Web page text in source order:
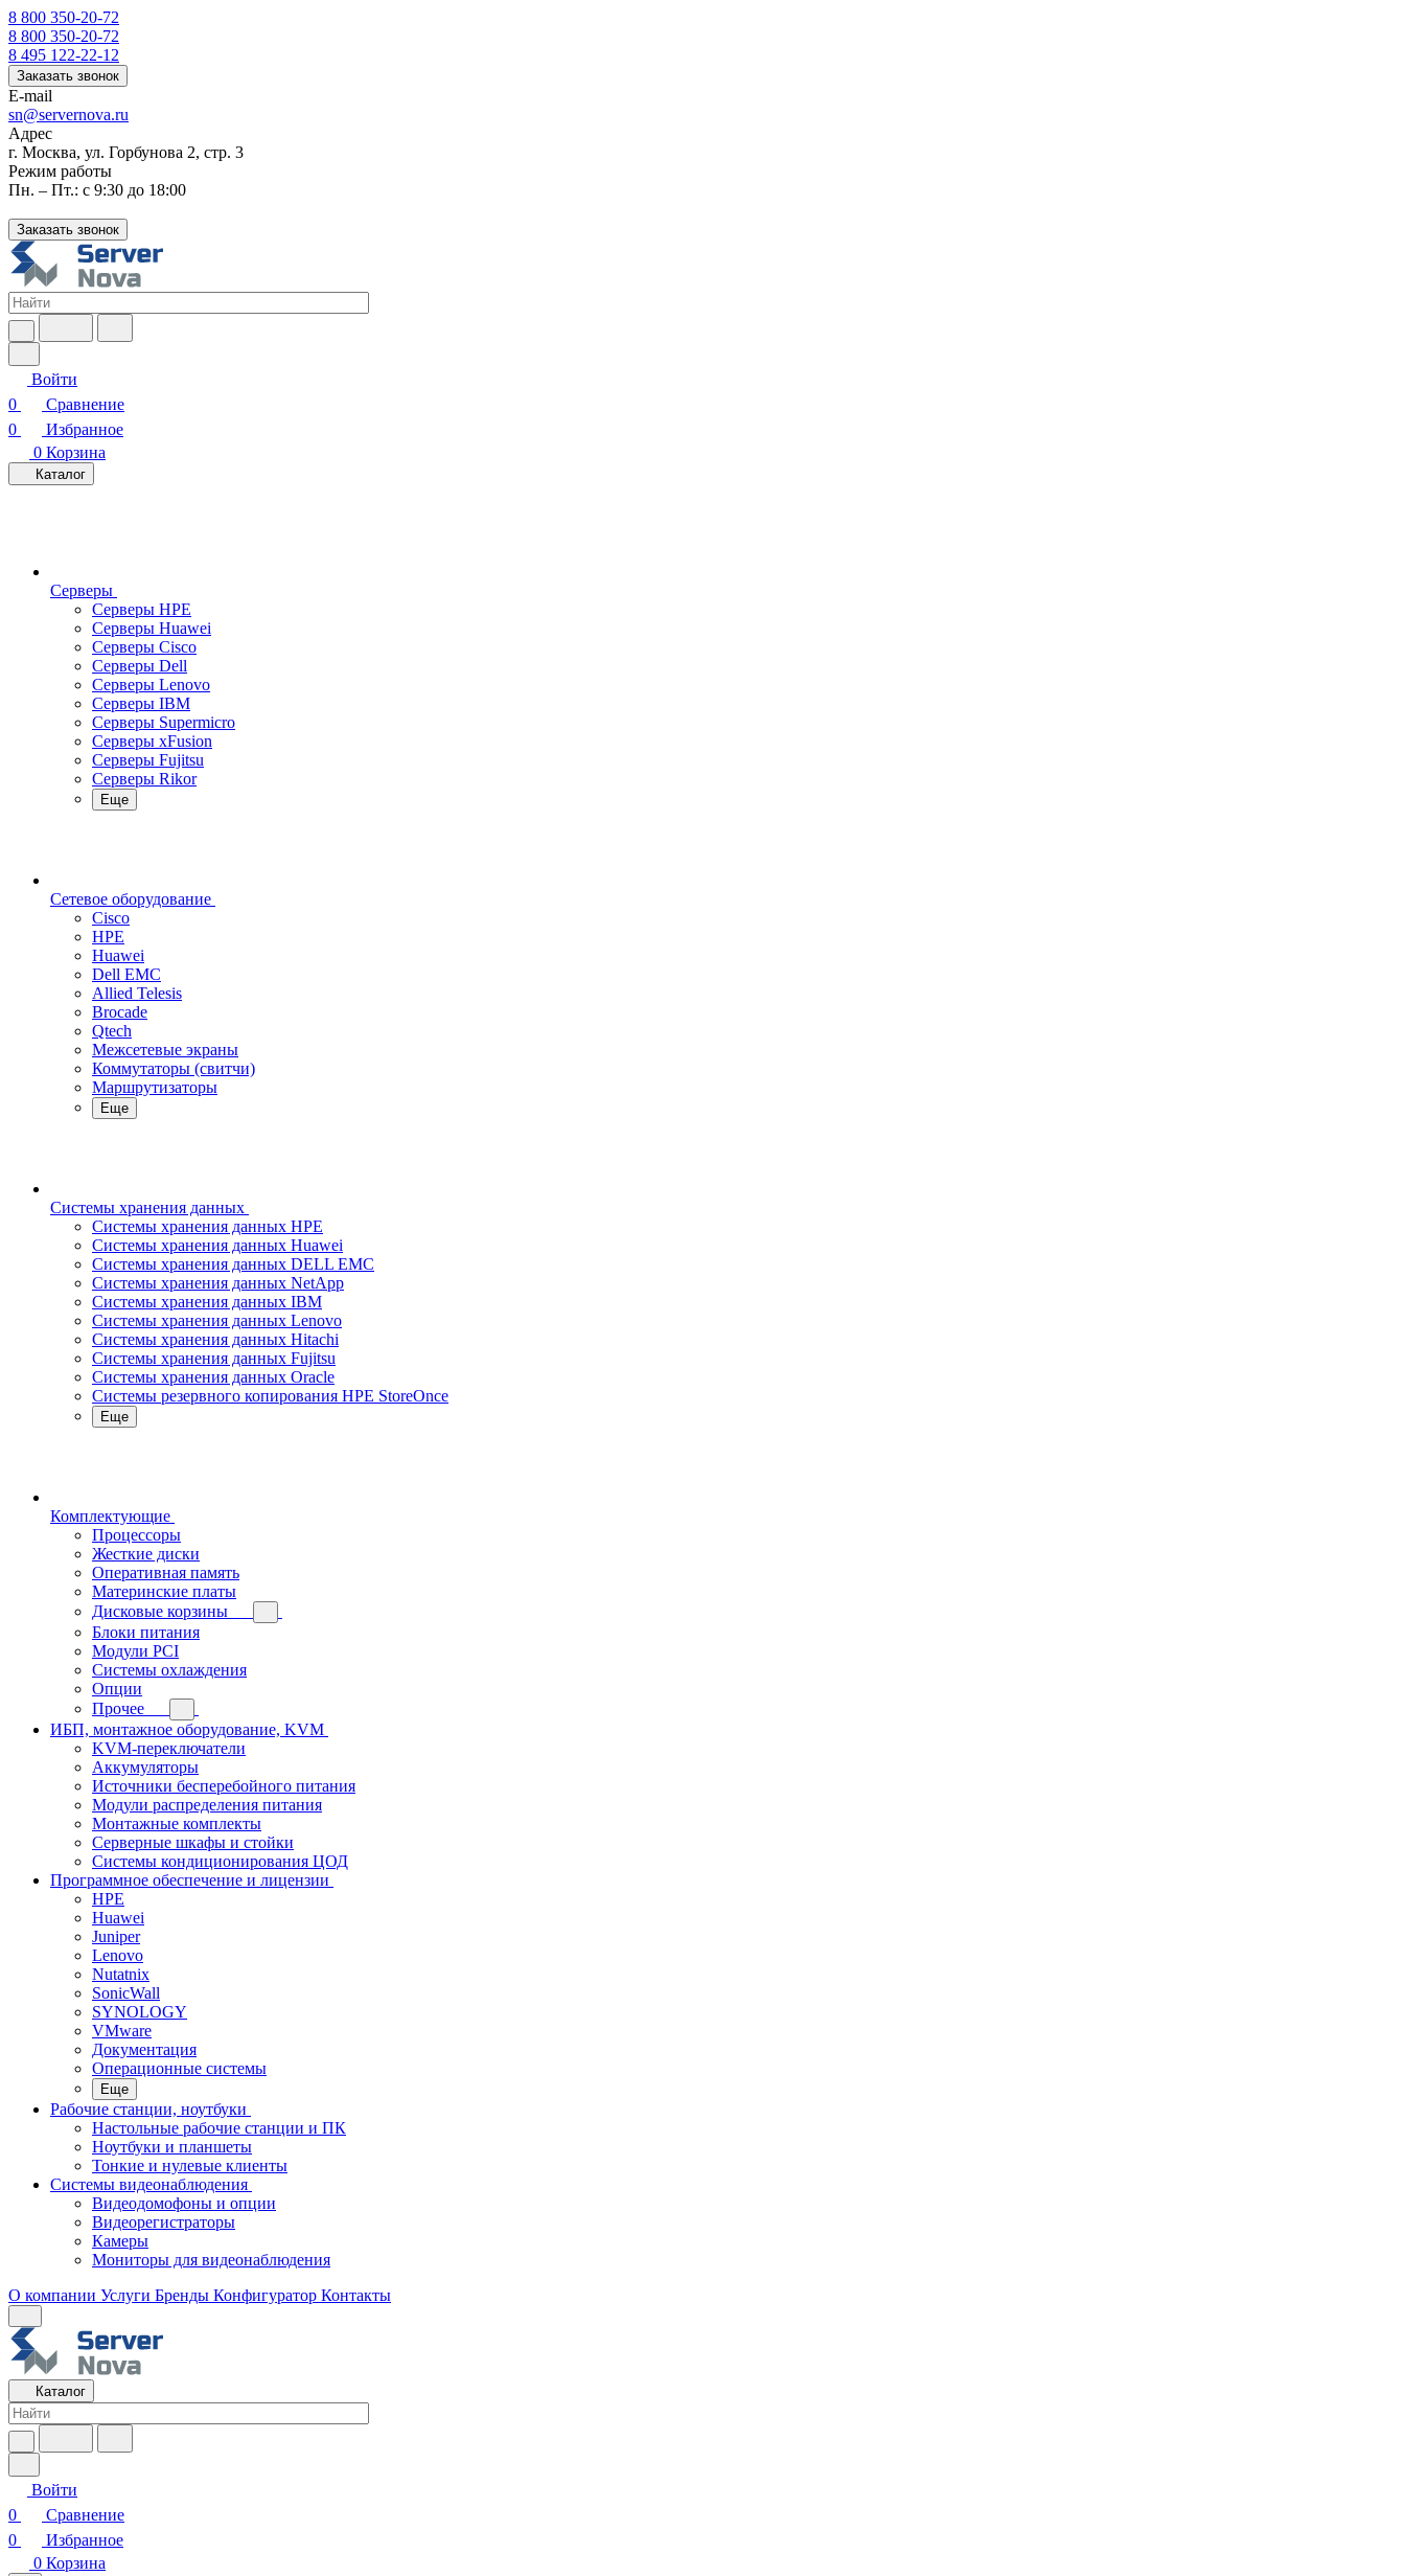
8 800 350-20-72
8 800 350-20-72
8 495 122-22-12
Заказать звонок
E-mail
sn@servernova.ru
Адрес
г. Москва, ул. Горбунова 2, стр. 3
Режим работы
Пн. – Пт.: с 9:30 до 18:00
Заказать звонок
Войти
0
Сравнение
0
Избранное
0 Корзина
Каталог
Серверы
Серверы HPE
Серверы Huawei
Серверы Cisco
Серверы Dell
Серверы Lenovo
Серверы IBM
Серверы Supermicro
Серверы xFusion
Серверы Fujitsu
Серверы Rikor
Еще
Сетевое оборудование
Cisco
HPE
Huawei
Dell EMC
Allied Telesis
Brocade
Qtech
Межсетевые экраны
Коммутаторы (свитчи)
Маршрутизаторы
Еще
Системы хранения данных
Системы хранения данных HPE
Системы хранения данных Huawei
Системы хранения данных DELL EMC
Cистемы хранения данных NetApp
Системы хранения данных IBM
Системы хранения данных Lenovo
Системы хранения данных Hitachi
Системы хранения данных Fujitsu
Системы хранения данных Oracle
Системы резервного копирования HPE StoreOnce
Еще
Комплектующие
Процессоры
Жесткие диски
Оперативная память
Материнские платы
Дисковые корзины
Блоки питания
Модули PCI
Системы охлаждения
Опции
Прочее
ИБП, монтажное оборудование, KVM
KVM-переключатели
Аккумуляторы
Источники бесперебойного питания
Модули распределения питания
Монтажные комплекты
Серверные шкафы и стойки
Системы кондиционирования ЦОД
Программное обеспечение и лицензии
HPE
Huawei
Juniper
Lenovo
Nutatnix
SonicWall
SYNOLOGY
VMware
Документация
Операционные системы
Еще
Рабочие станции, ноутбуки
Настольные рабочие станции и ПК
Ноутбуки и планшеты
Тонкие и нулевые клиенты
Системы видеонаблюдения
Видеодомофоны и опции
Видеорегистраторы
Камеры
Мониторы для видеонаблюдения
О компании Услуги Бренды Конфигуратор Контакты
Каталог
Войти
0
Сравнение
0
Избранное
0 Корзина